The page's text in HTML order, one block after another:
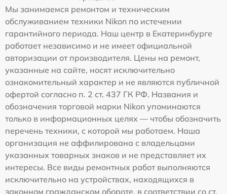
Мы занимаемся ремонтом и техническим
обслуживанием техники Nikon по истечении
гарантийного периода. Наш центр в Екатеринбурге
работает независимо и не имеет официальной
авторизации от производителя. Цены на ремонт,
указанные на сайте, носят исключительно
ознакомительный характер и не являются публичной
офертой согласно п. 2 ст. 437 ГК РФ. Названия и
обозначения торговой марки Nikon упоминаются
только в информационных целях — чтобы обозначить
перечень техники, с которой мы работаем. Наша
организация не аффилирована с владельцами
указанных товарных знаков и не представляет их
интересы. Все виды ремонтных работ выполняются
исключительно на устройствах, находящихся в
законном гражданском обороте, в соответствии со ст.